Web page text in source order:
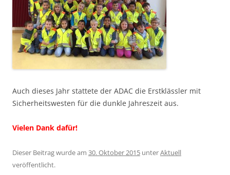
Auch dieses Jahr stattete der ADAC die Erstklässler mit
Sicherheitswesten für die dunkle Jahreszeit aus.
Vielen Dank dafür!
Dieser Beitrag wurde am 30. Oktober 2015 unterAktuell
veröffentlicht.